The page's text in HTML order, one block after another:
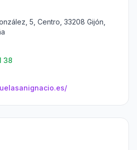
5, Centro, 33208 Gijón,
38